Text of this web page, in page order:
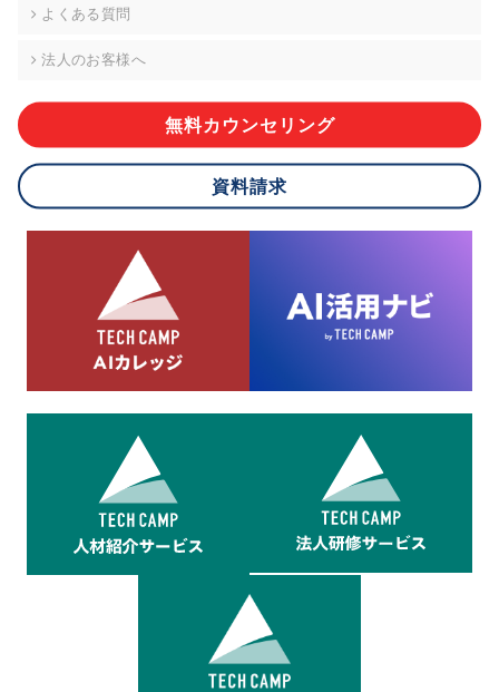
株式会社div 個人情報問合せ窓口
メールアドレス:privacy_policy@di-v.co.jp
ご本人様が当社に個人情報を提供されるかどうかは任意による
応ができない場合があります。
8.cookieにより取得・分析した情報とその利用について
当社は第三者が運営するデータ・マネジメント・プラットフォ
ームからcookieにより収集されたウェブの閲覧機歴及びその分
析結果を取得し、これをお客様の個人データと結びつけた上
で、広告配信等の目的で利用いたします。
よくある質問
法人のお客様へ
無料カウンセリング
資料請求